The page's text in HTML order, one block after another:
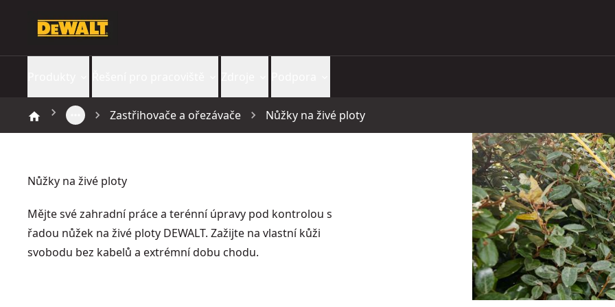
Zastřihovače a ořezávače Nůžky na živé ploty
Nůžky na živé ploty
Mějte své zahradní práce a terénní úpravy pod kontrolou s
řadou nůžek na živé ploty DEWALT. Zažijte na vlastní kůži
svobodu bez kabelů a extrémní dobu chodu.